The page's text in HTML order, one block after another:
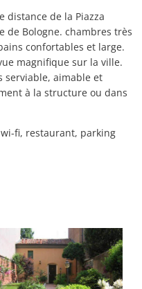
distance de la Piazza
de Bologne. chambres très
confortables et large.
magnifique sur la ville.
serviable, aimable et
à la structure ou dans
fi, restaurant, parking